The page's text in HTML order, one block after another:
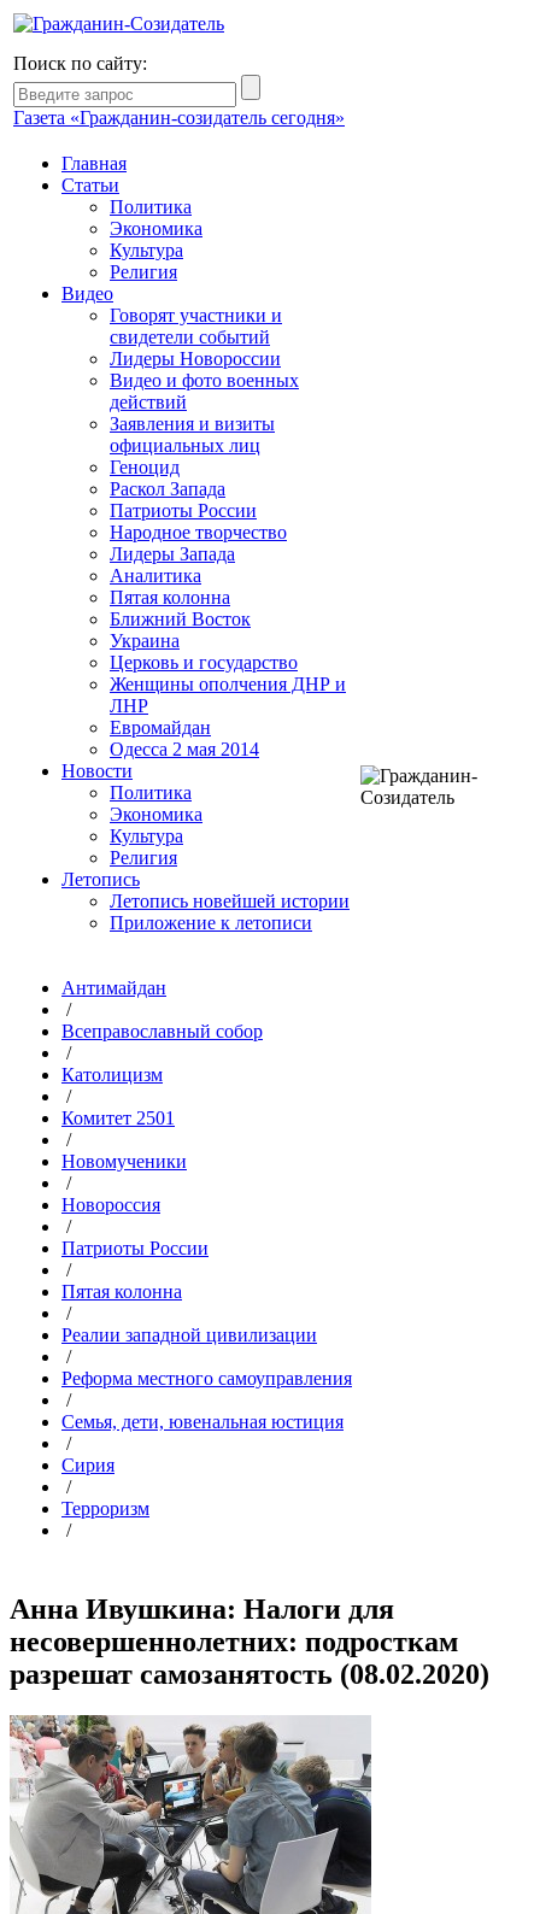
Поиск по сайту:
Газета «Гражданин-созидатель сегодня»
Главная
Статьи
Политика
Экономика
Культура
Религия
Видео
Говорят участники и
свидетели событий
Лидеры Новороссии
Видео и фото военных
действий
Заявления и визиты
официальных лиц
Геноцид
Раскол Запада
Патриоты России
Народное творчество
Лидеры Запада
Аналитика
Пятая колонна
Ближний Восток
Украина
Церковь и государство
Женщины ополчения ДНР и
ЛНР
Евромайдан
Одесса 2 мая 2014
Новости
Политика
Экономика
Культура
Религия
Летопись
Летопись новейшей истории
Приложение к летописи
Антимайдан
/
Всеправославный собор
/
Католицизм
/
Комитет 2501
/
Новомученики
/
Новороссия
/
Патриоты России
/
Пятая колонна
/
Реалии западной цивилизации
/
Реформа местного самоуправления
/
Семья, дети, ювенальная юстиция
/
Сирия
/
Терроризм
/
Анна Ивушкина: Налоги для
несовершеннолетних: подросткам
разрешат самозанятость (08.02.2020)